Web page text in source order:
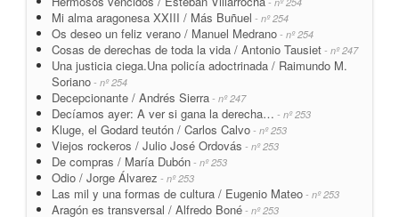
Mi alma aragonesa XXIII / Más Buñuel - nº 254
Os deseo un feliz verano / Manuel Medrano - nº 254
Cosas de derechas de toda la vida / Antonio Tausiet - nº 247
Una justicia ciega.Una policía adoctrinada / Raimundo M.
Soriano - nº 254
Decepcionante / Andrés Sierra - nº 247
Decíamos ayer: A ver si gana la derecha… - nº 253
Kluge, el Godard teutón / Carlos Calvo - nº 253
Viejos rockeros / Julio José Ordovás - nº 253
De compras / María Dubón - nº 253
Odio / Jorge Álvarez - nº 253
Las mil y una formas de cultura / Eugenio Mateo - nº 253
Aragón es transversal / Alfredo Boné - nº 253